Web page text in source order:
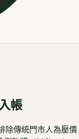
帳
除傳統門市人為壓價